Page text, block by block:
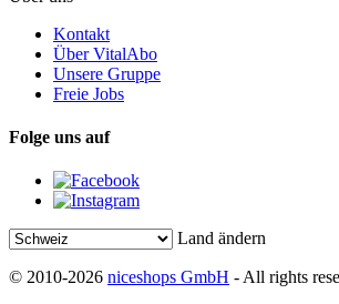
Kontakt
Über VitalAbo
Unsere Gruppe
Freie Jobs
Folge uns auf
Land ändern
© 2010-2026 niceshops GmbH - All rights